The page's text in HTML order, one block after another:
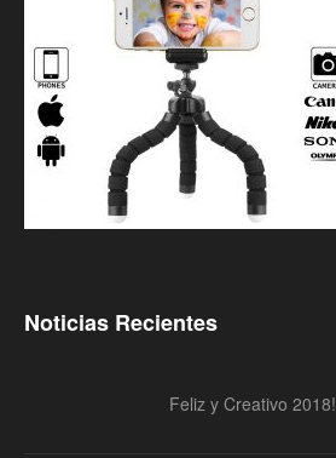
Noticias Recientes
Feliz y Creativo 2018!